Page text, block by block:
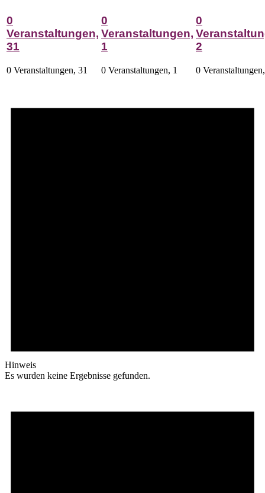
0
Veranstaltungen,
31
0 Veranstaltungen, 31
0
Veranstaltungen,
1
0 Veranstaltungen, 1
0
2
0
Hinweis
Es wurden keine Ergebnisse gefunden.